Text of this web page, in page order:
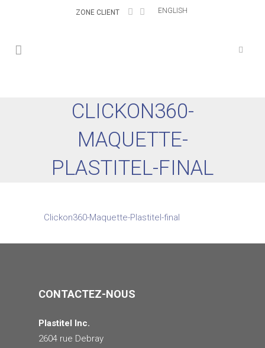
ZONE CLIENT ENGLISH
CLICKON360-
MAQUETTE-
PLASTITEL-FINAL
Clickon360-Maquette-Plastitel-final
CONTACTEZ-NOUS
Plastitel Inc.
2604 rue Debray